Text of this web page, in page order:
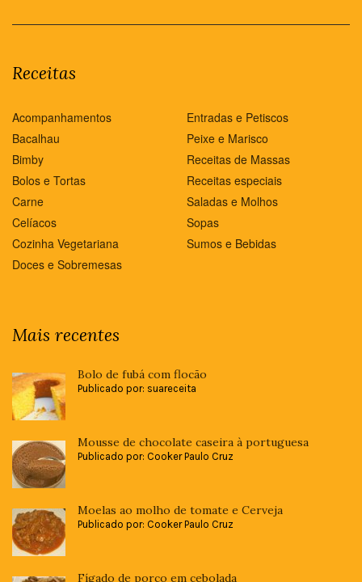
Receitas
Acompanhamentos
Bacalhau
Bimby
Bolos e Tortas
Carne
Celíacos
Cozinha Vegetariana
Doces e Sobremesas
Entradas e Petiscos
Peixe e Marisco
Receitas de Massas
Receitas especiais
Saladas e Molhos
Sopas
Sumos e Bebidas
Mais recentes
Bolo de fubá com flocão
Publicado por: suareceita
Mousse de chocolate caseira à portuguesa
Publicado por: Cooker Paulo Cruz
Moelas ao molho de tomate e Cerveja
Publicado por: Cooker Paulo Cruz
Fígado de porco em cebolada